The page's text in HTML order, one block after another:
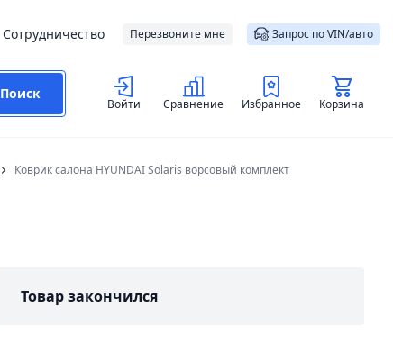
Сотрудничество Перезвоните мне Запрос по VIN/авто
Поиск
Войти Сравнение Избранное Корзина
Коврик салона HYUNDAI Solaris ворсовый комплект
Товар закончился